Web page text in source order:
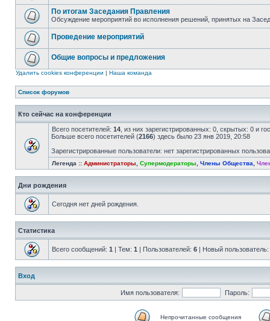
По итогам Заседания Правления
Обсуждение мероприятий во исполнения решений, принятых на
Проведение мероприятий
Общие вопросы и предложения
Удалить cookies конференции | Наша команда
Список форумов
Кто сейчас на конференции
Всего посетителей: 14 , из них зарегистрированных: 0, скрытых: 0 и
Больше всего посетителей (2166) здесь было 23 янв 2019, 20:58
Зарегистрированные пользователи: нет зарегистрированных
Легенда :: Администраторы Супермодераторы Члены Общества
Дни рождения
Сегодня нет дней рождения.
Статистика
Всего сообщений: 1 | Тем: 1 | Пользователей: 6 | Новый пользователь:
Вход
Имя пользователя: Пароль:
Непрочитанные сообщения